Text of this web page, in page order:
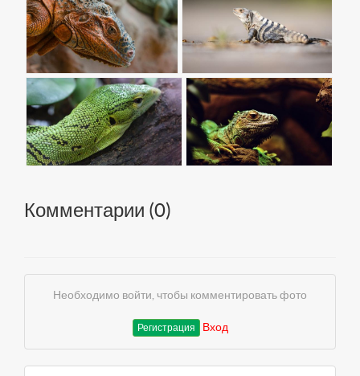
Комментарии (0)
Необходимо войти, чтобы комментировать фото
Регистрация Вход